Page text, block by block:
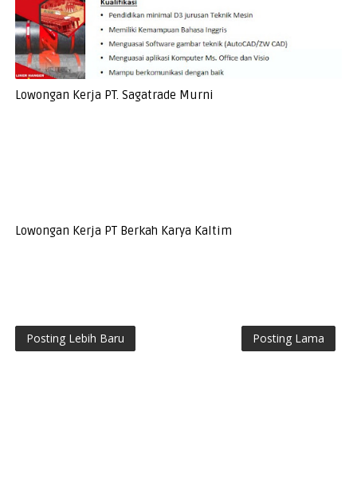
Lowongan Kerja PT. Sagatrade Murni
Lowongan Kerja PT Berkah Karya Kaltim
Posting Lebih Baru Posting Lama